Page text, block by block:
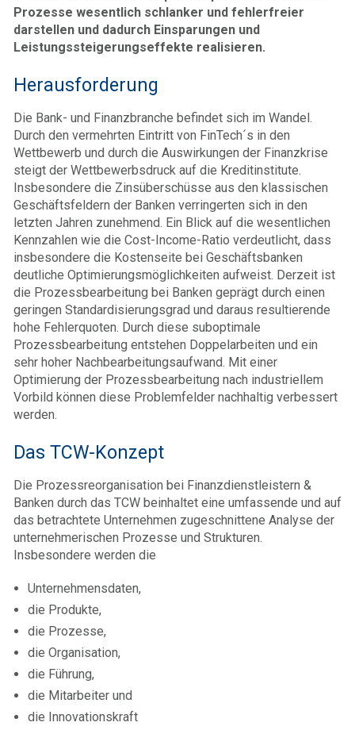
Prozesse wesentlich schlanker und fehlerfreier
darstellen und dadurch Einsparungen und
Leistungssteigerungseffekte realisieren.
Herausforderung
Die Bank- und Finanzbranche befindet sich im Wandel.
Durch den vermehrten Eintritt von FinTech´s in den
Wettbewerb und durch die Auswirkungen der Finanzkrise
steigt der Wettbewerbsdruck auf die Kreditinstitute.
Insbesondere die Zinsüberschüsse aus den klassischen
Geschäftsfeldern der Banken verringerten sich in den
letzten Jahren zunehmend. Ein Blick auf die wesentlichen
Kennzahlen wie die Cost-Income-Ratio verdeutlicht, dass
insbesondere die Kostenseite bei Geschäftsbanken
deutliche Optimierungsmöglichkeiten aufweist. Derzeit ist
die Prozessbearbeitung bei Banken geprägt durch einen
geringen Standardisierungsgrad und daraus resultierende
hohe Fehlerquoten. Durch diese suboptimale
Prozessbearbeitung entstehen Doppelarbeiten und ein
sehr hoher Nachbearbeitungsaufwand. Mit einer
Optimierung der Prozessbearbeitung nach industriellem
Vorbild können diese Problemfelder nachhaltig verbessert
werden.
Das TCW-Konzept
Die Prozessreorganisation bei Finanzdienstleistern &
Banken durch das TCW beinhaltet eine umfassende und auf
das betrachtete Unternehmen zugeschnittene Analyse der
unternehmerischen Prozesse und Strukturen.
Insbesondere werden die
Unternehmensdaten,
die Produkte,
die Prozesse,
die Organisation,
die Führung,
die Mitarbeiter und
die Innovationskraft